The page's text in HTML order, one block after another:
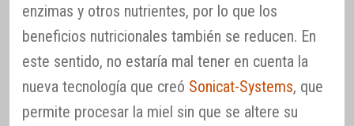
enzimas y otros nutrientes, por lo que los
beneficios nutricionales también se reducen. En
este sentido, no estaría mal tener en cuenta la
nueva tecnología que creó Sonicat-Systems, que
permite procesar la miel sin que se altere su